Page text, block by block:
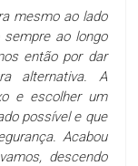
mesmo ao lado
sempre ao longo
então por dar
alternativa. A
e escolher um
possível e que
Acabou
descendo